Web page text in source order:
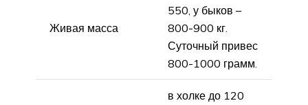
Живая масса
550, у быков –
800-900 кг.
Суточный привес
800-1000 грамм.
в холке до 120